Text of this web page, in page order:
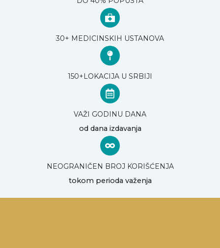
30+ MEDICINSKIH USTANOVA
150+LOKACIJA U SRBIJI
VAŽI GODINU DANA
od dana izdavanja
NEOGRANIČEN BROJ KORIŠĆENJA
tokom perioda važenja